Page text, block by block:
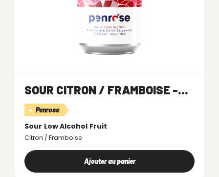
SOUR CITRON / FRAMBOISE -...
Penrose
Sour Low Alcohol Fruit
Citron / Framboise
Ajouter au panier